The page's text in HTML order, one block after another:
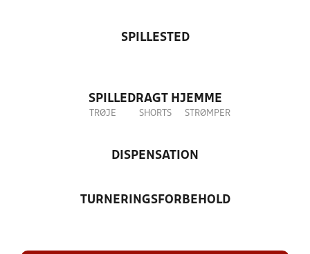
SPILLESTED
SPILLEDRAGT HJEMME
TRØJE SHORTS STRØMPER
DISPENSATION
TURNERINGSFORBEHOLD